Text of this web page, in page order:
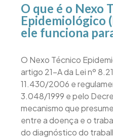
O que é o Nexo
Epidemiológico
ele funciona
O Nexo Técnico
artigo 21-A da Lei nº
11.430/2006 e
3.048/1999 e pelo
mecanismo que
entre a doença e o
do diagnóstico do